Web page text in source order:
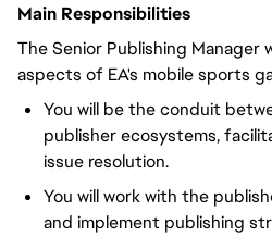
Main Responsibilities
The Senior Publishing Manager
aspects of EA's mobile sports
You will be the conduit
publisher ecosystems,
issue resolution.
You will work with the
and implement publishing